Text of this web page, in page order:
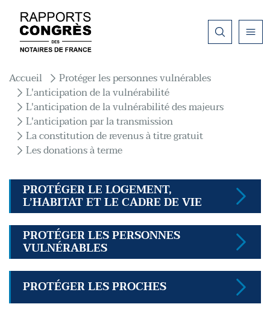
Fil d'Ariane
Accueil
Protéger les personnes vulnérables
L'anticipation de la vulnérabilité
L'anticipation de la vulnérabilité des majeurs
L'anticipation par la transmission
La constitution de revenus à titre gratuit
Les donations à terme
PROTÉGER LE LOGEMENT,
L’HABITAT ET LE CADRE DE VIE
PROTÉGER LES PERSONNES
VULNÉRABLES
PROTÉGER LES PROCHES